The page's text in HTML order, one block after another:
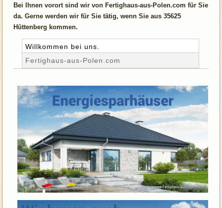
Bei Ihnen vorort sind wir von Fertighaus-aus-Polen.com für Sie
da. Gerne werden wir für Sie tätig, wenn Sie aus 35625
Hüttenberg kommen.
Willkommen bei uns.
Fertighaus-aus-Polen.com